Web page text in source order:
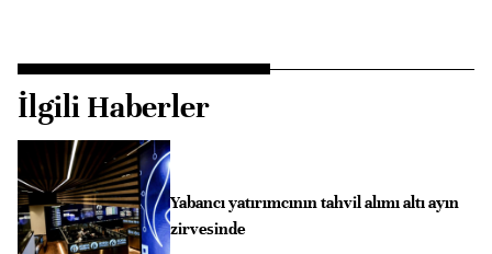
İlgili Haberler
Yabancı yatırımcının tahvil alımı altı ayın
zirvesinde